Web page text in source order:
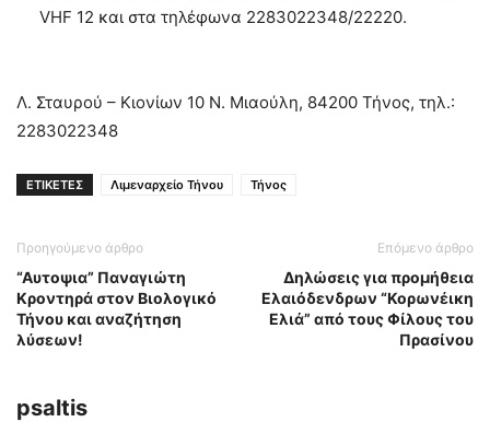
VHF 12 και στα τηλέφωνα 2283022348/22220.
Λ. Σταυρού – Κιονίων 10 Ν. Μιαούλη, 84200 Τήνος, τηλ.:
2283022348
ΕΤΙΚΕΤΕΣ Λιμεναρχείο Τήνου Τήνος
Προηγούμενο άρθρο
“Αυτοψια” Παναγιώτη
Κροντηρά στον Βιολογικό
Τήνου και αναζήτηση
λύσεων!
Επόμενο άρθρο
Δηλώσεις για προμήθεια
Ελαιόδενδρων “Κορωνέικη
Ελιά” από τους Φίλους του
Πρασίνου
psaltis